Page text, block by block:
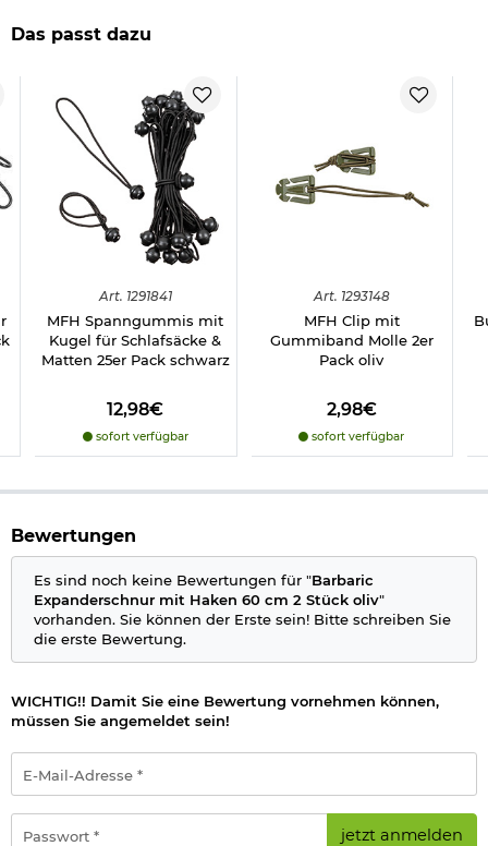
Das passt dazu
Art. 1291841
MFH Spanngummis mit
Kugel für Schlafsäcke &
Matten 25er Pack schwarz
12,98€
sofort verfügbar
Art. 1293148
MFH Clip mit
Gummiband Molle 2er
Pack oliv
2,98€
sofort verfügbar
Bewertungen
Es sind noch keine Bewertungen für "Barbaric
Expanderschnur mit Haken 60 cm 2 Stück oliv"
vorhanden. Sie können der Erste sein! Bitte schreiben Sie
die erste Bewertung.
WICHTIG!! Damit Sie eine Bewertung vornehmen können,
müssen Sie angemeldet sein!
Mail-
Adresse
*
jetzt anmelden